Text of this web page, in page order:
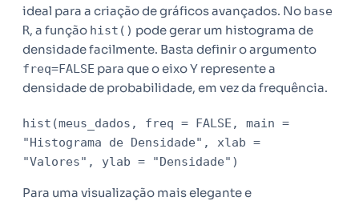
ideal para a criação de gráficos avançados. No base
R, a função hist() pode gerar um histograma de
densidade facilmente. Basta definir o argumento
freq=FALSE para que o eixo Y represente a
densidade de probabilidade, em vez da frequência.
hist(meus_dados, freq = FALSE, main =
"Histograma de Densidade", xlab =
"Valores", ylab = "Densidade")
Para uma visualização mais elegante e